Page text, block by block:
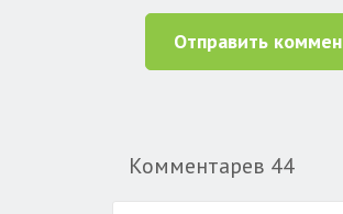
Отправить
Комментарев 44